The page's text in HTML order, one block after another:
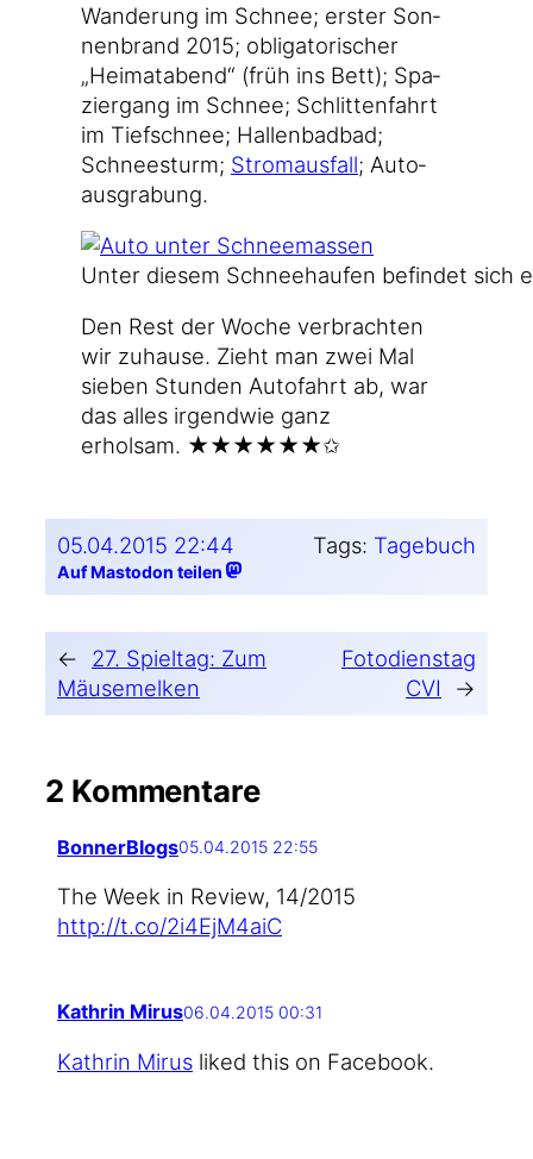
Wan­de­rung im Schnee; ers­ter Son­
nen­brand 2015; obli­ga­to­ri­scher
„Hei­mat­abend“ (früh ins Bett); Spa­
zier­gang im Schnee; Schlit­ten­fahrt
im Tief­schnee; Hal­len­bad­bad;
Schnee­sturm; Strom­aus­fall; Auto­
aus­gra­bung.
Unter die­sem Schnee­hau­fen befin­det sich
Den Rest der Woche ver­brach­ten
wir zuhau­se. Zieht man zwei Mal
sie­ben Stun­den Auto­fahrt ab, war
das alles irgend­wie ganz
erholsam. ★★★★★★✩
05.04.2015 22:44 Tags: Tagebuch
Auf Mastodon teilen
←
27. Spieltag: Zum
Mäusemelken
Fotodienstag
CVI
→
2 Kommentare
BonnerBlogs05.04.2015 22:55
The Week in Review, 14/2015
http://t.co/2i4EjM4aiC
Kathrin Mirus06.04.2015 00:31
Kath­rin Mirus lik­ed this on Facebook.